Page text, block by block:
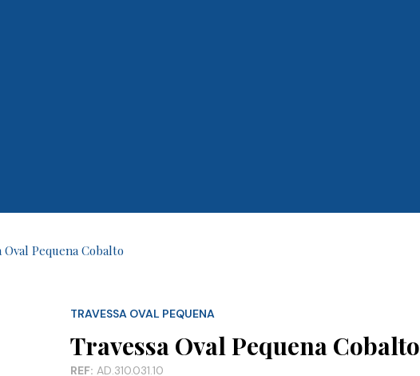
Oval Pequena Cobalto
TRAVESSA OVAL PEQUENA
Travessa Oval Pequena Cobalto
REF: AD.310.031.10